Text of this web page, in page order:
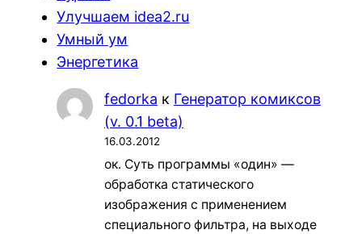
Улучшаем idea2.ru
Умный ум
Энергетика
fedorka к Генератор комиксов
(v. 0.1 beta)
16.03.2012
ок. Суть программы «один» —
обработка статического
изображения с применением
специального фильтра, на выходе